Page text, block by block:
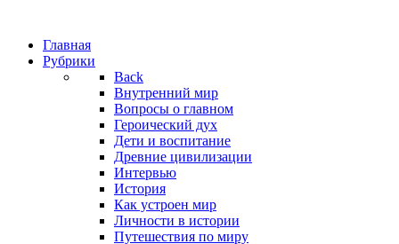
Главная
Рубрики
Back
Внутренний мир
Вопросы о главном
Героический дух
Дети и воспитание
Древние цивилизации
Интервью
История
Как устроен мир
Личности в истории
Путешествия по миру